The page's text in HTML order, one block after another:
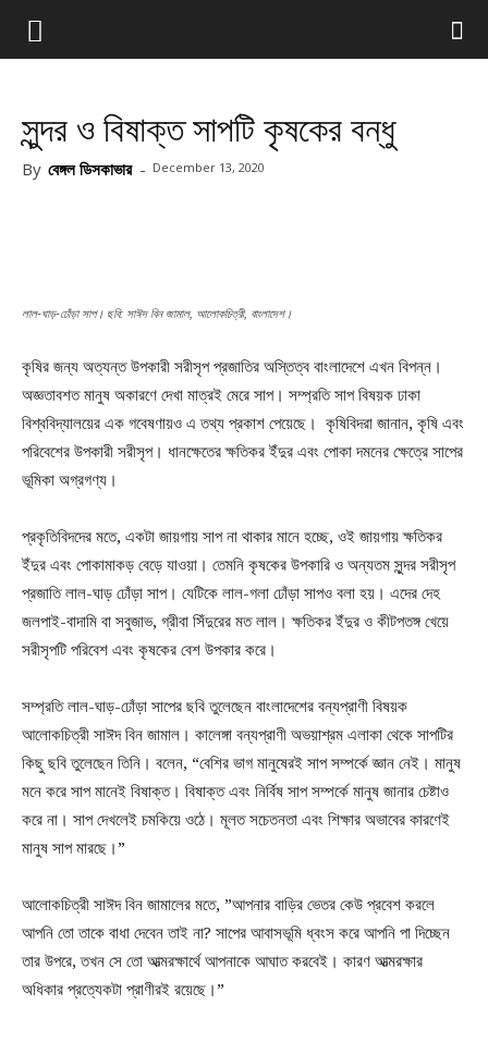
সুন্দর ও বিষাক্ত সাপটি কৃষকের বন্ধু
By বেঙ্গল ডিসকাভার - December 13, 2020
লাল-ঘাড়-ঢোঁড়া সাপ। ছবি: সাঈদ বিন জামাল, আলোকচিত্রী, বাংলাদেশ।
কৃষির জন্য অত্যন্ত উপকারী সরীসৃপ প্রজাতির অস্তিত্ব বাংলাদেশে এখন বিপন্ন।
অজ্ঞতাবশত মানুষ অকারণে দেখা মাত্রই মেরে সাপ। সম্প্রতি সাপ বিষয়ক ঢাকা
বিশ্ববিদ্যালয়ের এক গবেষণায়ও এ তথ্য প্রকাশ পেয়েছে। কৃষিবিদরা জানান, কৃষি এবং
পরিবেশের উপকারী সরীসৃপ। ধানক্ষেতের ক্ষতিকর ইঁদুর এবং পোকা দমনের ক্ষেত্রে সাপের
ভূমিকা অগ্রগণ্য।
প্রকৃতিবিদদের মতে, একটা জায়গায় সাপ না থাকার মানে হচ্ছে, ওই জায়গায় ক্ষতিকর
ইঁদুর এবং পোকামাকড় বেড়ে যাওয়া। তেমনি কৃষকের উপকারি ও অন্যতম সুন্দর সরীসৃপ
প্রজাতি লাল-ঘাড় ঢোঁড়া সাপ। যেটিকে লাল-গলা ঢোঁড়া সাপও বলা হয়। এদের দেহ
জলপাই-বাদামি বা সবুজাভ, গ্রীবা সিঁদুরের মত লাল। ক্ষতিকর ইঁদুর ও কীটপতঙ্গ খেয়ে
সরীসৃপটি পরিবেশ এবং কৃষকের বেশ উপকার করে।
সম্প্রতি লাল-ঘাড়-ঢোঁড়া সাপের ছবি তুলেছেন বাংলাদেশের বন্যপ্রাণী বিষয়ক
আলোকচিত্রী সাঈদ বিন জামাল। কালেঙ্গা বন্যপ্রাণী অভয়াশ্রম এলাকা থেকে সাপটির
কিছু ছবি তুলেছেন তিনি। বলেন, “বেশির ভাগ মানুষেরই সাপ সম্পর্কে জ্ঞান নেই। মানুষ
মনে করে সাপ মানেই বিষাক্ত। বিষাক্ত এবং নির্বিষ সাপ সম্পর্কে মানুষ জানার চেষ্টাও
করে না। সাপ দেখলেই চমকিয়ে ওঠে। মূলত সচেতনতা এবং শিক্ষার অভাবের কারণেই
মানুষ সাপ মারছে।”
আলোকচিত্রী সাঈদ বিন জামালের মতে, ”আপনার বাড়ির ভেতর কেউ প্রবেশ করলে
আপনি তো তাকে বাধা দেবেন তাই না? সাপের আবাসভূমি ধ্বংস করে আপনি পা দিচ্ছেন
তার উপরে, তখন সে তো আত্মরক্ষার্থে আপনাকে আঘাত করবেই। কারণ আত্মরক্ষার
অধিকার প্রত্যেকটা প্রাণীরই রয়েছে।”